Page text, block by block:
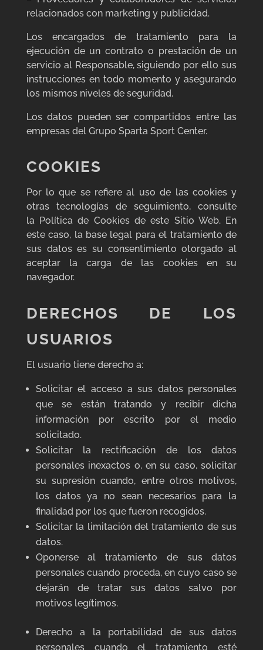
relacionados con marketing y publicidad.
Los encargados de tratamiento para la
ejecución de un contrato o prestación de un
servicio al Responsable, siguiendo por ello sus
instrucciones en todo momento y asegurando
los mismos niveles de seguridad.
Los datos pueden ser compartidos entre las
empresas del Grupo Sparta Sport Center.
COOKIES
Por lo que se refiere al uso de las cookies y
otras tecnologías de seguimiento, consulte
la Política de Cookies de este Sitio Web. En
este caso, la base legal para el tratamiento de
sus datos es su consentimiento otorgado al
aceptar la carga de las cookies en su
navegador.
DERECHOS DE LOS
USUARIOS
El usuario tiene derecho a:
Solicitar el acceso a sus datos personales
que se están tratando y recibir dicha
información por escrito por el medio
solicitado.
Solicitar la rectificación de los datos
personales inexactos o, en su caso, solicitar
su supresión cuando, entre otros motivos,
los datos ya no sean necesarios para la
finalidad por los que fueron recogidos.
Solicitar la limitación del tratamiento de sus
datos.
Oponerse al tratamiento de sus datos
personales cuando proceda, en cuyo caso se
dejarán de tratar sus datos salvo por
motivos legítimos.
Derecho a la portabilidad de sus datos
personales cuando el tratamiento esté